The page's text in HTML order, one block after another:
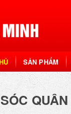
SẢN PHẨM